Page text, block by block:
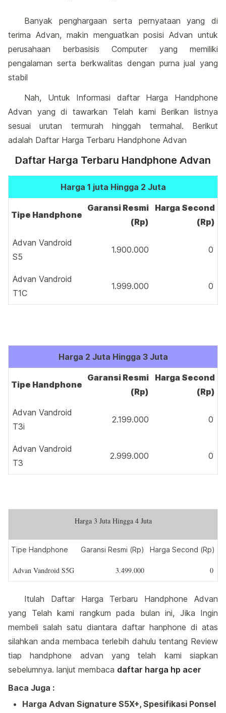
Banyak penghargaan serta pernyataan yang di
terima Advan, makin menguatkan posisi Advan untuk
perusahaan berbasisis Computer yang memiliki
pengalaman serta berkwalitas dengan purna jual yang
stabil
Nah, Untuk Informasi daftar Harga Handphone
Advan yang di tawarkan Telah kami Berikan listnya
sesuai urutan termurah hinggah termahal. Berikut
adalah Daftar Harga Terbaru Handphone Advan
Daftar Harga Terbaru Handphone Advan
Harga 1 juta Hingga 2 Juta
Tipe Handphone
Garansi Resmi
(Rp)
Harga Second
(Rp)
Advan Vandroid
S5
1.900.000 0
Advan Vandroid
T1C
1.999.000 0
Harga 2 Juta Hingga 3 Juta
Tipe Handphone
Garansi Resmi
(Rp)
Harga Second
(Rp)
Advan Vandroid
T3i
2.199.000 0
Advan Vandroid
T3
2.999.000 0
Harga 3 Juta Hingga 4 Juta
Tipe Handphone Garansi Resmi (Rp) Harga Second (Rp)
Advan Vandroid S5G 3.499.000 0
Itulah Daftar Harga Terbaru Handphone Advan
yang Telah kami rangkum pada bulan ini, Jika Ingin
membeli salah satu diantara daftar hanphone di atas
silahkan anda membaca terlebih dahulu tentang Review
tiap handphone advan yang telah kami siapkan
sebelumnya. lanjut membaca daftar harga hp acer
Baca Juga :
Harga Advan Signature S5X+, Spesifikasi Ponsel